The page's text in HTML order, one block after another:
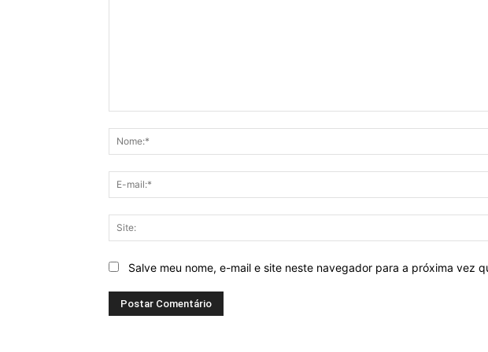
Salve meu nome, e-mail e site neste navegador para a próxima vez